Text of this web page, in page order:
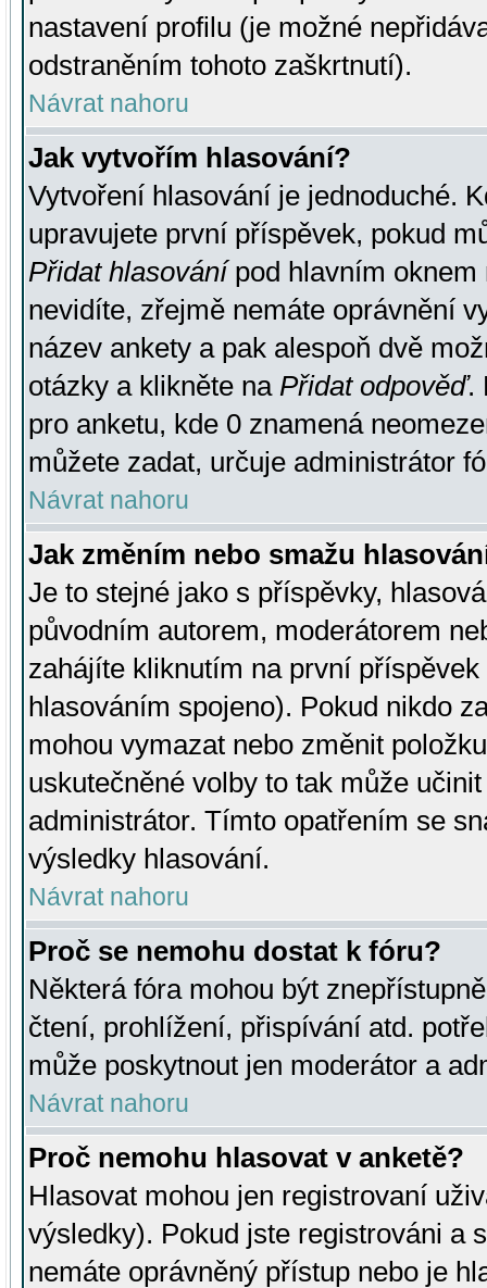
nastavení profilu (je možné
odstraněním tohoto zaškrtnutí).
Návrat nahoru
Jak vytvořím hlasování?
Vytvoření hlasování je jednoduché.
upravujete první příspěvek, pokud
Přidat hlasovánípod hlavním oknem
nevidíte, zřejmě nemáte oprávnění
název ankety a pak alespoň dvě
otázky a klikněte na Přidat odpověď.
pro anketu, kde 0 znamená
můžete zadat, určuje administrátor
Návrat nahoru
Jak změním nebo smažu
Je to stejné jako s příspěvky,
původním autorem, moderátorem
zahájíte kliknutím na první
hlasováním spojeno). Pokud nikdo
mohou vymazat nebo změnit
uskutečněné volby to tak může
administrátor. Tímto opatřením se
výsledky hlasování.
Návrat nahoru
Proč se nemohu dostat k fóru?
Některá fóra mohou být
čtení, prohlížení, přispívání atd.
může poskytnout jen moderátor a
Návrat nahoru
Proč nemohu hlasovat v anketě?
Hlasovat mohou jen registrovaní
výsledky). Pokud jste registrováni a
nemáte oprávněný přístup nebo je